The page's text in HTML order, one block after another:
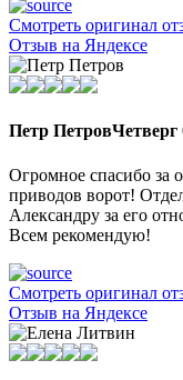
Смотреть оригинал
Отзыв на Яндексе
Петр ПетровЧетверг
Огромное спасибо за
приводов ворот!
Александру за его
Всем рекомендую!
Смотреть оригинал
Отзыв на Яндексе